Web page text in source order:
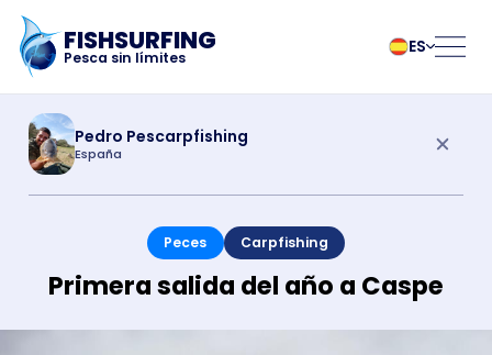
FISHSURFING
Pesca sin límites
ES
български
English
Español
Italiano
Slovenčina
Suomalainen
Svenska
Registro
Blog
Pedro Pescarpfishing
España
Peces Carpfishing
Primera salida del año a Caspe